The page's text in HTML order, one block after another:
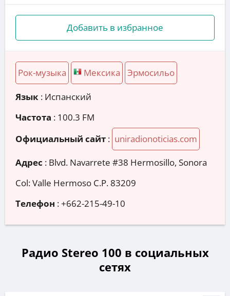
Добавить в избранное
Рок-музыка Мексика Эрмосильо
Язык : Испанский
Частота : 100.3 FM
Официальный сайт : uniradionoticias.com
Адрес : Blvd. Navarrete #38 Hermosillo, Sonora
Col: Valle Hermoso C.P. 83209
Телефон :+662-215-49-10
Радио Stereo 100 в социальных
сетях